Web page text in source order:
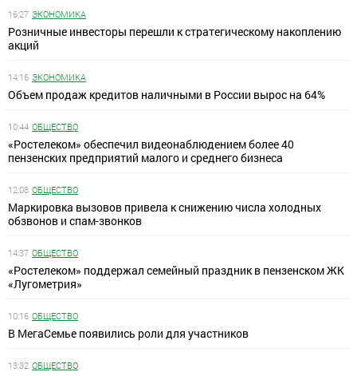
16:27 ЭКОНОМИКА
Розничные инвесторы перешли к стратегическому накоплению
акций
14:16 ЭКОНОМИКА
Объем продаж кредитов наличными в России вырос на 64%
10:44 ОБЩЕСТВО
«Ростелеком» обеспечил видеонаблюдением более 40
пензенских предприятий малого и среднего бизнеса
12:08 ОБЩЕСТВО
Маркировка вызовов привела к снижению числа холодных
обзвонов и спам-звонков
14:37 ОБЩЕСТВО
«Ростелеком» поддержал семейный праздник в пензенском ЖК
«Лугометрия»
10:16 ОБЩЕСТВО
В МегаСемье появились роли для участников
13:32 ОБЩЕСТВО